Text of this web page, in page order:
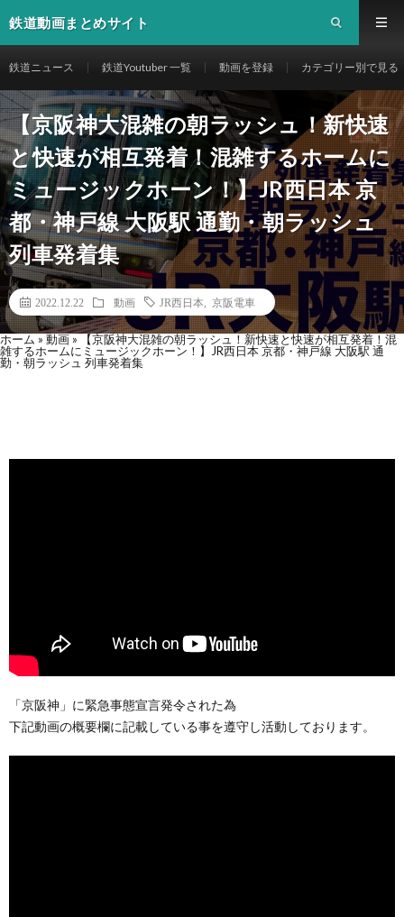
鉄道動画まとめサイト
鉄道ニュース 鉄道Youtuber 一覧 動画を登録 カテゴリー別で見る
【京阪神大混雑の朝ラッシュ！新快速
と快速が相互発着！混雑するホームに
ミュージックホーン！】JR西日本 京
都・神戸線 大阪駅 通勤・朝ラッシュ
列車発着集
2022.12.22 動画 JR西日本 京阪電車
ホーム » 動画 » 【京阪神大混雑の朝ラッシュ！新快速と快速が相互発着！混
雑するホームにミュージックホーン！】JR西日本 京都・神戸線 大阪駅 通
勤・朝ラッシュ 列車発着集
「京阪神」に緊急事態宣言発令された為
下記動画の概要欄に記載している事を遵守し活動しております。